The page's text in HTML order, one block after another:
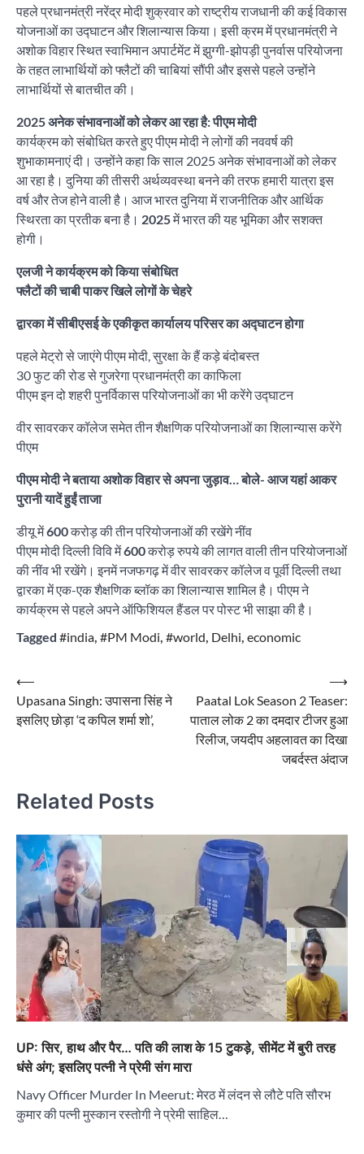
पहले प्रधानमंत्री नरेंद्र मोदी शुक्रवार को राष्ट्रीय राजधानी की कई विकास
योजनाओं का उद्घाटन और शिलान्यास किया। इसी क्रम में प्रधानमंत्री ने
अशोक विहार स्थित स्वाभिमान अपार्टमेंट में झुग्गी-झोपड़ी पुनर्वास परियोजना
के तहत लाभार्थियों को फ्लैटों की चाबियां सौंपी और इससे पहले उन्होंने
लाभार्थियों से बातचीत की।
2025 अनेक संभावनाओं को लेकर आ रहा है: पीएम मोदी
कार्यक्रम को संबोधित करते हुए पीएम मोदी ने लोगों की नववर्ष की
शुभाकामनाएं दी। उन्होंने कहा कि साल 2025 अनेक संभावनाओं को लेकर
आ रहा है। दुनिया की तीसरी अर्थव्यवस्था बनने की तरफ हमारी यात्रा इस
वर्ष और तेज होने वाली है। आज भारत दुनिया में राजनीतिक और आर्थिक
स्थिरता का प्रतीक बना है। 2025में भारत की यह भूमिका और सशक्त
होगी।
एलजी ने कार्यक्रम को किया संबोधित
फ्लैटों की चाबी पाकर खिले लोगों के चेहरे
द्वारका में सीबीएसई के एकीकृत कार्यालय परिसर का अद्घाटन होगा
पहले मेट्रो से जाएंगे पीएम मोदी, सुरक्षा के हैं कड़े बंदोबस्त
30 फुट की रोड से गुजरेगा प्रधानमंत्री का काफिला
पीएम इन दो शहरी पुनर्विकास परियोजनाओं का भी करेंगे उद्घाटन
वीर सावरकर कॉलेज समेत तीन शैक्षणिक परियोजनाओं का शिलान्यास करेंगे
पीएम
पीएम मोदी ने बताया अशोक विहार से अपना जुड़ाव… बोले- आज यहां आकर
पुरानी यादें हुईं ताजा
डीयू में600करोड़ की तीन परियोजनाओं की रखेंगे नींव
पीएम मोदी दिल्ली विवि में600करोड़ रुपये की लागत वाली तीन परियोजनाओं
की नींव भी रखेंगे। इनमें नजफगढ़ में वीर सावरकर कॉलेज व पूर्वी दिल्ली तथा
द्वारका में एक-एक शैक्षणिक ब्लॉक का शिलान्यास शामिल है। पीएम ने
कार्यक्रम से पहले अपने ऑफिशियल हैंडल पर पोस्ट भी साझा की है।
Tagged #india, #PM Modi, #world, Delhi, economic
Post
navigation
⟵
Upasana Singh: उपासना सिंह ने
इसलिए छोड़ा ‘द कपिल शर्मा शो’,
Paatal Lok Season 2 Teaser:
पाताल लोक 2 का दमदार टीजर हुआ
रिलीज, जयदीप अहलावत का दिखा
जबर्दस्त अंदाज
⟶
Related Posts
UP: सिर, हाथ और पैर… पति की लाश के 15 टुकड़े, सीमेंट में बुरी तरह
धंसे अंग; इसलिए पत्नी ने प्रेमी संग मारा
Navy Officer Murder In Meerut: मेरठ में लंदन से लौटे पति सौरभ
कुमार की पत्नी मुस्कान रस्तोगी ने प्रेमी साहिल…